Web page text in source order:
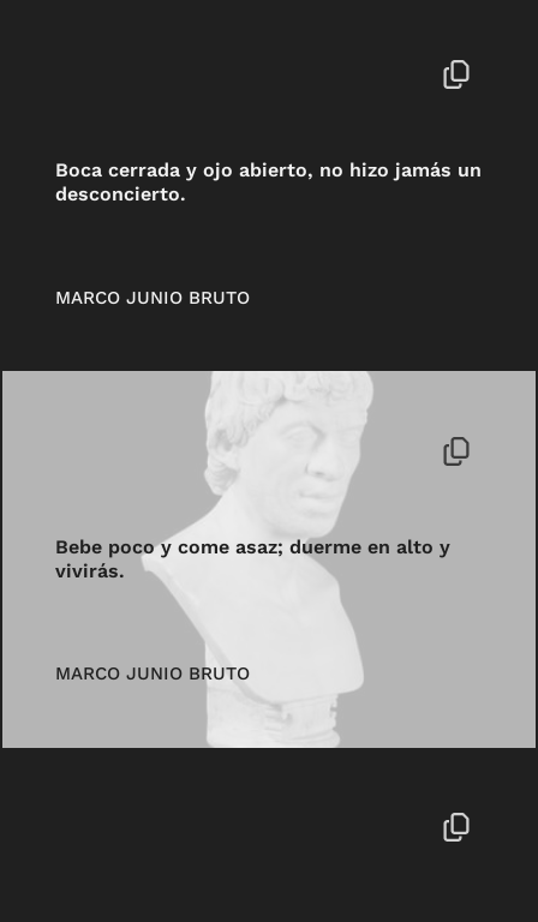
Boca cerrada y ojo abierto, no hizo jamás un
desconcierto.
MARCO JUNIO BRUTO
Bebe poco y come asaz; duerme en alto y
vivirás.
MARCO JUNIO BRUTO